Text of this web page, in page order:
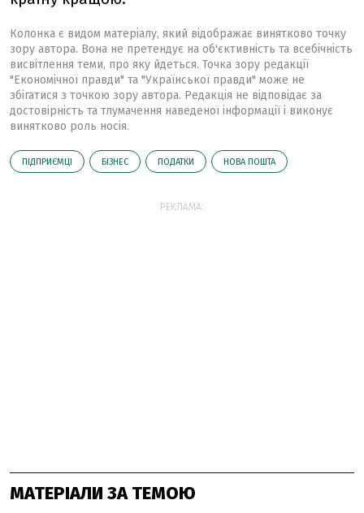
Колонка є видом матеріалу, який відображає винятково точку
зору автора. Вона не претендує на об'єктивність та всебічність
висвітлення теми, про яку йдеться. Точка зору редакції
"Економічної правди" та "Української правди" може не
збігатися з точкою зору автора. Редакція не відповідає за
достовірність та тлумачення наведеної інформації і виконує
винятково роль носія.
ПІДПРИЄМЦІ БІЗНЕС ПОДАТКИ НОВА ПОШТА
РЕКЛАМА:
МАТЕРІАЛИ ЗА ТЕМОЮ